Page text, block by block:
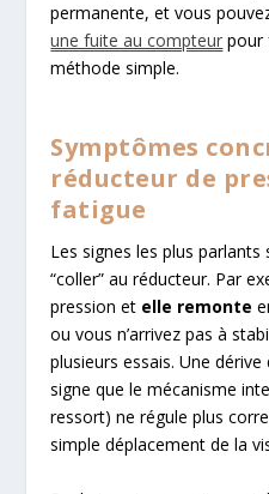
permanente, et vous
une fuite au compteur pour
méthode simple.
Symptômes
réducteur de
fatigue
Les signes les plus
“coller” au réducteur. Par
pression et elle remonte
ou vous n’arrivez pas à
plusieurs essais. Une
signe que le mécanisme
ressort) ne régule plus
simple déplacement de la